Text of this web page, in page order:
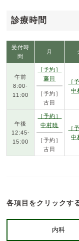
診療時間
受付時
間
月
午前
8:00-
11:00
［予約］
藤田
［予約］
古田
［
中
午後
12:45-
15:00
［予約］
中村暁
［予約］
古田
［
中
各項目をクリックす
内科